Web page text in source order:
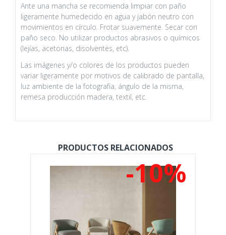
Ante una mancha se recomienda limpiar con paño
ligeramente humedecido en agua y jabón neutro con
movimientos en círculo. Frotar suavemente. Secar con
paño seco. No utilizar productos abrasivos o químicos
(lejías, acetonas, disolventes, etc).
Las imágenes y/o colores de los productos pueden
variar ligeramente por motivos de calibrado de pantalla,
luz ambiente de la fotografía, ángulo de la misma,
remesa producción madera, textil, etc.
PRODUCTOS RELACIONADOS
-10%